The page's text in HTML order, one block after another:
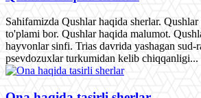
Sahifamizda Qushlar haqida sherlar.
to'plami bor. Qushlar haqida malumot.
hayvonlar sinfi. Trias davrida yashagan
psevdozuxlar turkumidan kelib chiqqanligi...